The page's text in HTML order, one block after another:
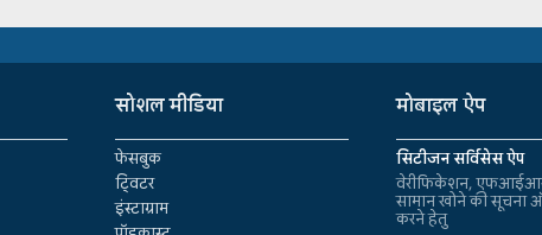
सोशल मीडिया
फेसबुक
ट्विटर
इंस्टाग्राम
मोबाइल ऐप
सिटीजन सर्विसेस ऐप
वेरीफिकेशन,
सामान खोने की सूचना
करने हेतु